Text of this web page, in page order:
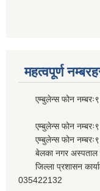
महत्वपूर्ण
एम्बुलेन्स फोन
एम्बुलेन्स फोन
एम्बुलेन्स फोन
बेलका नगर अस्पताल
जिल्ला प्रशासन
035422132